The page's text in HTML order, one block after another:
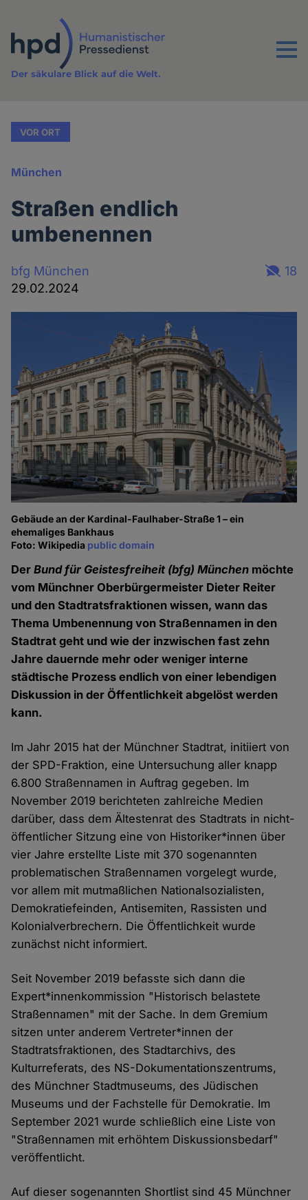
Inhalt
Menu
Der säkulare Blick auf die Welt.
VOR ORT
München
Straßen endlich
umbenennen
bfg München
29.02.2024
18
Gebäude an der Kardinal-Faulhaber-Straße 1 – ein
ehemaliges Bankhaus
Foto: Wikipedia public domain
DerBund für Geistesfreiheit (bfg) München möchte
vom Münchner Oberbürgermeister Dieter Reiter
und den Stadtratsfraktionen wissen, wann das
Thema Umbenennung von Straßennamen in den
Stadtrat geht und wie der inzwischen fast zehn
Jahre dauernde mehr oder weniger interne
städtische Prozess endlich von einer lebendigen
Diskussion in der Öffentlichkeit abgelöst werden
kann.
Im Jahr 2015 hat der Münchner Stadtrat, initiiert von
der SPD-Fraktion, eine Untersuchung aller knapp
6.800 Straßennamen in Auftrag gegeben. Im
November 2019 berichteten zahlreiche Medien
darüber, dass dem Ältestenrat des Stadtrats in nicht-
öffentlicher Sitzung eine von Historiker*innen über
vier Jahre erstellte Liste mit 370 sogenannten
problematischen Straßennamen vorgelegt wurde,
vor allem mit mutmaßlichen Nationalsozialisten,
Demokratiefeinden, Antisemiten, Rassisten und
Kolonialverbrechern. Die Öffentlichkeit wurde
zunächst nicht informiert.
Seit November 2019 befasste sich dann die
Expert*innenkommission "Historisch belastete
Straßennamen" mit der Sache. In dem Gremium
sitzen unter anderem Vertreter*innen der
Stadtratsfraktionen, des Stadtarchivs, des
Kulturreferats, des NS-Dokumentationszentrums,
des Münchner Stadtmuseums, des Jüdischen
Museums und der Fachstelle für Demokratie. Im
September 2021 wurde schließlich eine Liste von
"Straßennamen mit erhöhtem Diskussionsbedarf"
veröffentlicht.
Auf dieser sogenannten Shortlist sind 45 Münchner